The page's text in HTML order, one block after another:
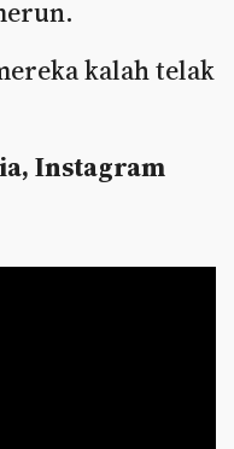
kalah telak
Instagram